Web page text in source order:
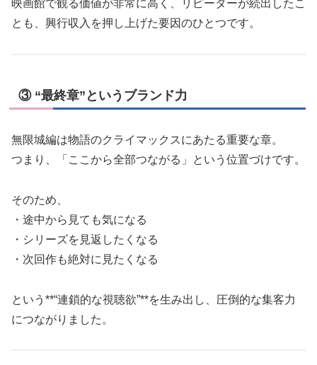
映画館で観る価値が非常に高く、リピーターが続出したこ
とも、興行収入を押し上げた要因のひとつです。
③ “最終章”というブランド力
無限城編は物語のクライマックスにあたる重要な章。
つまり、「ここから全部つながる」という位置づけです。
そのため、
・途中から見ても気になる
・シリーズを見返したくなる
・次回作も絶対に見たくなる
という**“連鎖的な視聴欲”**を生み出し、圧倒的な集客力
につながりました。